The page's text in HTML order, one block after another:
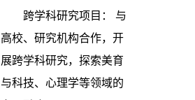
跨学科研究项目： 与
高校、研究机构合作，开
展跨学科研究，探索美育
与科技、心理学等领域的